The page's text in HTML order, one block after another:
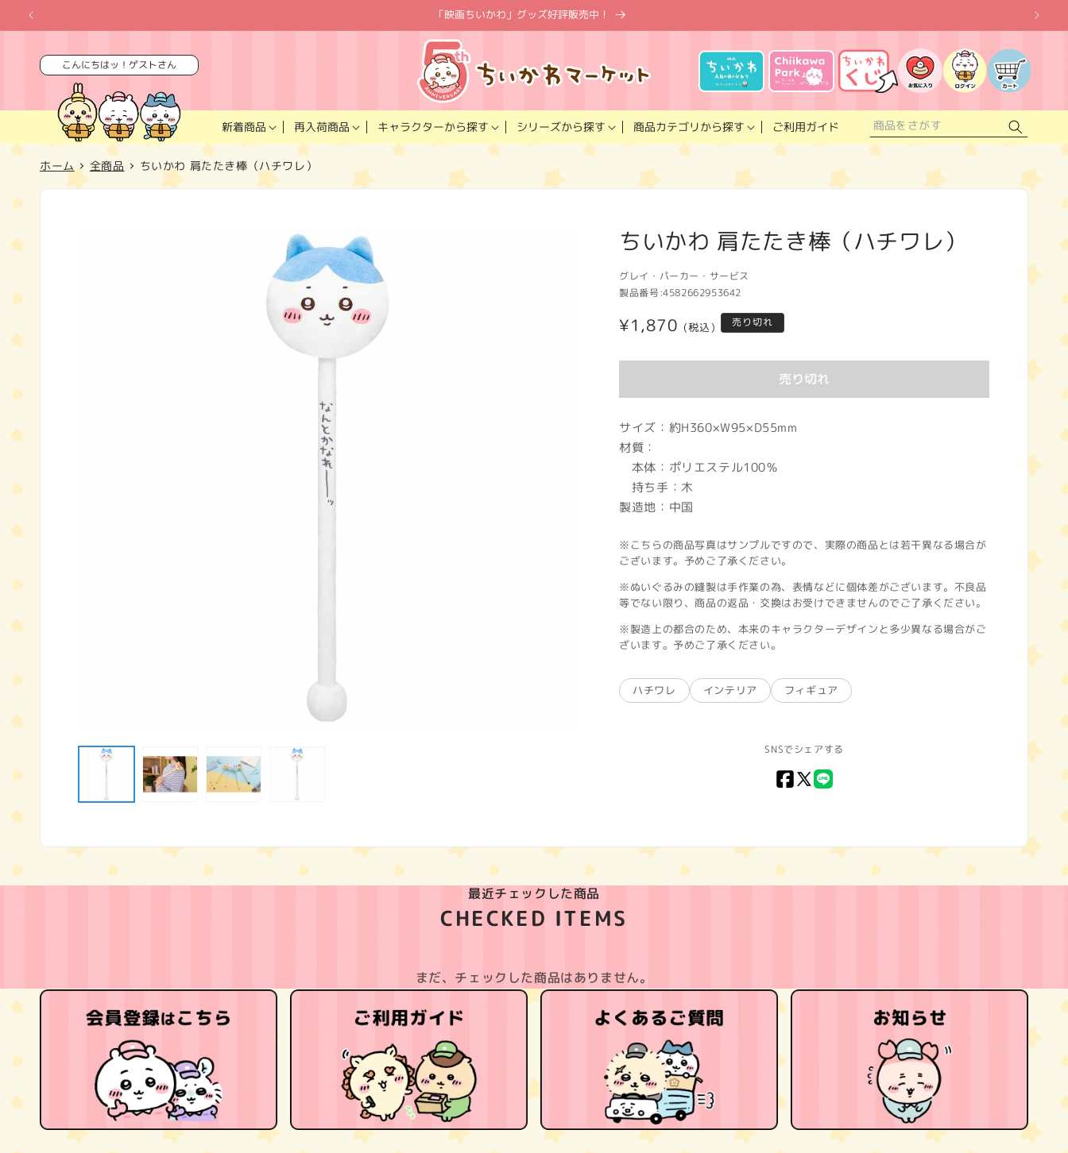
ンツに
進む
「映画ちいかわ」グッズ好評販売中！
こんにちはッ！ゲストさん
新着商品 再入荷商品 キャラクターから探す シリーズから探す 商品カテゴリから探す ご利用ガイド
入
り
ス
ト
グ
イ
カ
ー
ト
ホーム 全商品 ちいかわ 肩たたき棒（ハチワレ）
ー
ア
ちいかわ 肩たたき棒（ハチワレ）
グレイ・パーカー・サービス
製品番号:4582662953642
通
格
¥1,870 (税込) 売り切れ
売り切れ
サイズ：約H360×W95×D55mm
材質：
本体：ポリエステル100％
持ち手：木
製造地：中国
※こちらの商品写真はサンプルですので、実際の商品とは若干異なる場合が
ございます。予めご了承ください。
※ぬいぐるみの縫製は手作業の為、表情などに個体差がございます。不良品
等でない限り、商品の返品・交換はお受けできませんのでご了承ください。
※製造上の都合のため、本来のキャラクターデザインと多少異なる場合がご
ざいます。予めご了承ください。
ハチワレ インテリア フィギュア
SNSでシェアする
Facebook
X
最近チェックした商品
CHECKED ITEMS
まだ、チェックした商品はありません。